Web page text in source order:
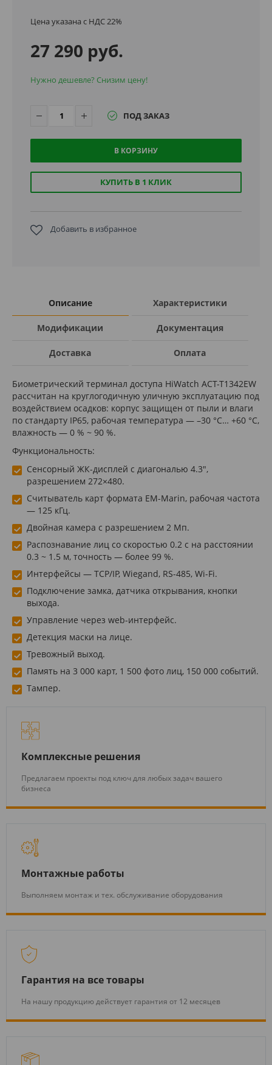
Цена указана с НДС 22%
27 290 руб.
Нужно дешевле? Снизим цену!
ПОД ЗАКАЗ
В КОРЗИНУ
КУПИТЬ В 1 КЛИК
Добавить в избранное
Описание Характеристики
Модификации Документация
Доставка Оплата
Биометрический терминал доступа HiWatch ACT-T1342EW
рассчитан на круглогодичную уличную эксплуатацию под
воздействием осадков: корпус защищен от пыли и влаги
по стандарту IP65, рабочая температура — –30 °С… +60 °С,
влажность — 0 % ~ 90 %.
Функциональность:
Сенсорный ЖК-дисплей с диагональю 4.3",
разрешением 272×480.
Считыватель карт формата EM-Marin, рабочая частота
— 125 кГц.
Двойная камера с разрешением 2 Мп.
Распознавание лиц со скоростью 0.2 с на расстоянии
0.3 ~ 1.5 м, точность — более 99 %.
Интерфейсы — TCP/IP, Wiegand, RS-485, Wi-Fi.
Подключение замка, датчика открывания, кнопки
выхода.
Управление через web-интерфейс.
Детекция маски на лице.
Тревожный выход.
Память на 3 000 карт, 1 500 фото лиц, 150 000 событий.
Тампер.
Комплексные решения
Предлагаем проекты под ключ для любых задач вашего
бизнеса
Монтажные работы
Выполняем монтаж и тех. обслуживание оборудования
Гарантия на все товары
На нашу продукцию действует гарантия от 12 месяцев